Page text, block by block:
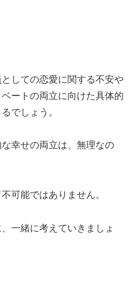
しての恋愛に関する不安や
ートの両立に向けた具体的
でしょう。
幸せの両立は、無理なの
可能ではありません。
一緒に考えていきましょ